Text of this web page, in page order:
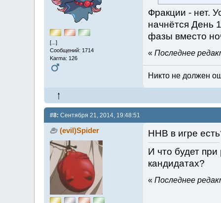
[...]
Сообщений: 1714
Karma: 126
Фракции - нет.
начнётся День
фазы вместо
« Последнее
Никто не должен
#8: Сентября 21, 2014, 19:48:51
(evil)Spider
ННВ в игре
И что будет
кандидатах?
« Последнее